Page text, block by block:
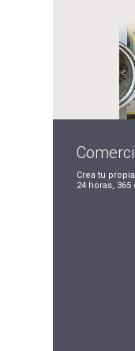
Crea tu
24 horas, 365